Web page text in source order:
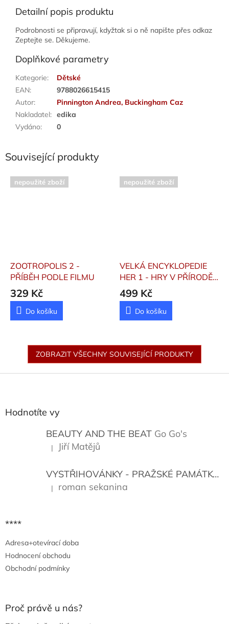
Detailní popis produktu
Podrobnosti se připravují, kdyžtak si o ně napište přes odkaz
Zeptejte se. Děkujeme.
Doplňkové parametry
Kategorie:
Dětské
EAN:
9788026615415
Autor:
Pinnington Andrea, Buckingham Caz
Nakladatel: edika
Vydáno: 0
Související produkty
nepoužité zboží
ZOOTROPOLIS 2 -
PŘÍBĚH PODLE FILMU
329 Kč
Do košíku
nepoužité zboží
VELKÁ ENCYKLOPEDIE
HER 1 - HRY V PŘÍRODĚ
Zapletal Miloš
499 Kč
Do košíku
ZOBRAZIT VŠECHNY SOUVISEJÍCÍ PRODUKTY
Hodnotíte vy
BEAUTY AND THE BEAT Go Go's
Hodnocení produktu je 5 z 5 hvězdiček.
| Jiří Matějů
VYSTŘIHOVÁNKY - PRAŽSKÉ PAMÁTKY
Hodnocení produktu je 5 z 5 hvězdiček.
| roman sekanina
****
Adresa+otevírací doba
Hodnocení obchodu
Obchodní podmínky
Proč právě u nás?